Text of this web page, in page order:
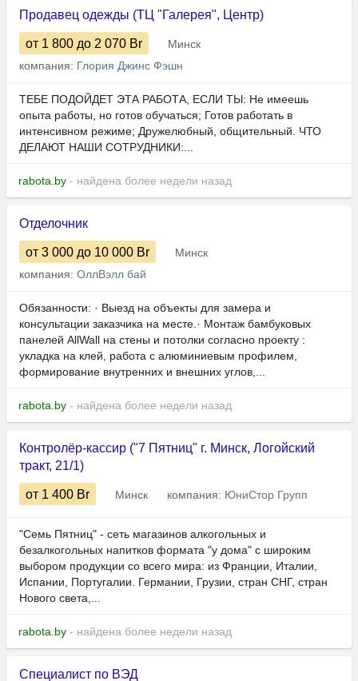
Продавец одежды (ТЦ "Галерея", Центр)
от 1 800 до 2 070 Br
Минск
компания: Глория Джинс Фэшн
ТЕБЕ ПОДОЙДЕТ ЭТА РАБОТА, ЕСЛИ ТЫ: Не имеешь
опыта работы, но готов обучаться; Готов работать в
интенсивном режиме; Дружелюбный, общительный. ЧТО
ДЕЛАЮТ НАШИ СОТРУДНИКИ:...
rabota.by - найдена более недели назад
Отделочник
от 3 000 до 10 000 Br
Минск
компания: ОллВэлл бай
Обязанности: · Выезд на объекты для замера и
консультации заказчика на месте.· Монтаж бамбуковых
панелей AllWall на стены и потолки согласно проекту :
укладка на клей, работа с алюминиевым профилем,
формирование внутренних и внешних углов,...
rabota.by - найдена более недели назад
Контролёр-кассир ("7 Пятниц" г. Минск, Логойский
тракт, 21/1)
от 1 400 Br Минск компания: ЮниСтор Групп
"Семь Пятниц" - сеть магазинов алкогольных и
безалкогольных напитков формата "у дома" с широким
выбором продукции со всего мира: из Франции, Италии,
Испании, Португалии. Германии, Грузии, стран СНГ, стран
Нового света,...
rabota.by - найдена более недели назад
Специалист по ВЭД